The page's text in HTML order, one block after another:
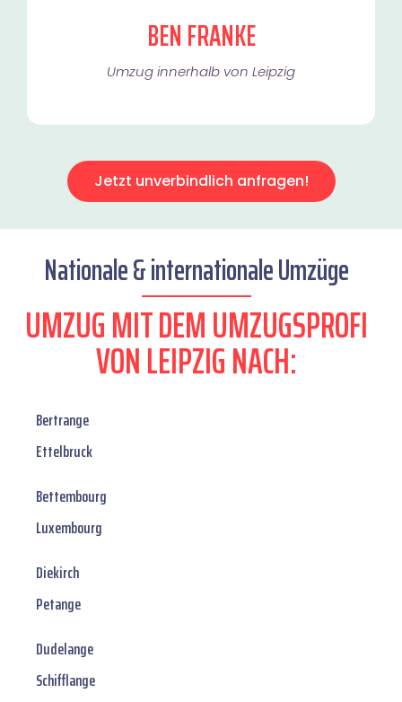
BEN FRANKE
Umzug innerhalb von Leipzig​
Jetzt unverbindlich anfragen!
Nationale & internationale Umzüge
UMZUG MIT DEM UMZUGSPROFI
VON LEIPZIG NACH:
Bertrange
Ettelbruck
Bettembourg
Luxembourg
Diekirch
Petange
Dudelange
Schifflange